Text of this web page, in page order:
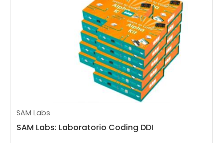
SAM Labs
SAM Labs: Laboratorio Coding DDI